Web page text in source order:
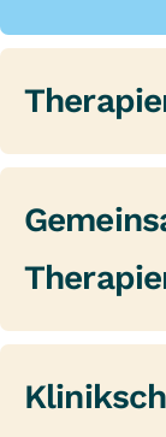
Weitere
Therapien
sind ein